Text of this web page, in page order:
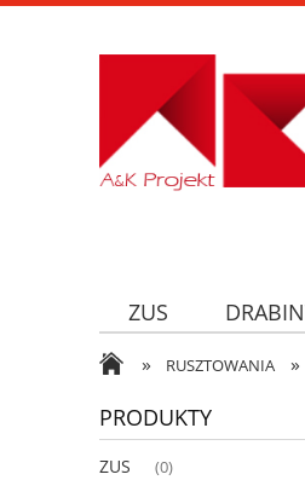
ZUS
» RUSZTOWANIA »
PRODUKTY
ZUS (0)